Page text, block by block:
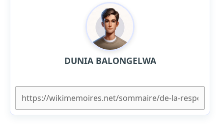
DUNIA BALONGELWA